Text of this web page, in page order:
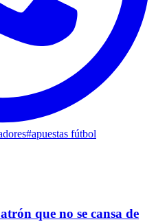
#apuestas fútbol
que no se cansa de